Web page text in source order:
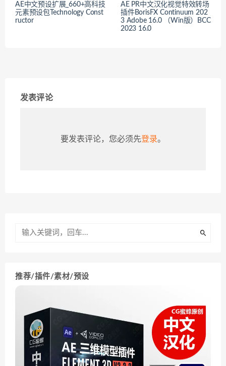
AE中文预设扩展_660+高科技
元素预设包Technology Const
ructor
AE PR中文汉化视觉特效转场
插件BorisFX Continuum 202
3 Adobe 16.0 （Win版）BCC
2023 16.0
发表评论
要发表评论，您必须先登录。
推荐/插件/素材/预设